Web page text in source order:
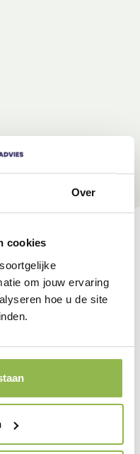
Over
cookies
om jouw ervaring
hoe u de site